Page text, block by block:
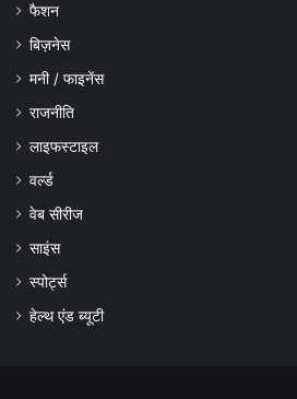
फैशन
बिज़नेस
मनी / फाइनेंस
राजनीति
लाइफस्टाइल
वर्ल्ड
वेब सीरीज
साइंस
स्पोर्ट्स
हेल्थ एंड ब्यूटी